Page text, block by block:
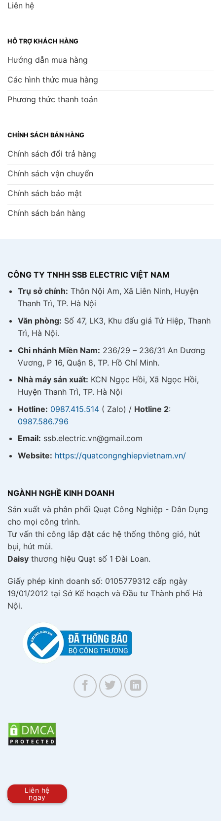
Liên hệ
HỖ TRỢ KHÁCH HÀNG
Hướng dẫn mua hàng
Các hình thức mua hàng
Phương thức thanh toán
CHÍNH SÁCH BÁN HÀNG
Chính sách đổi trả hàng
Chính sách vận chuyển
Chính sách bảo mật
Chính sách bán hàng
CÔNG TY TNHH SSB ELECTRIC VIỆT NAM
Trụ sở chính: Thôn Nội Am, Xã Liên Ninh, Huyện
Thanh Trì, TP. Hà Nội
Văn phòng: Số 47, LK3, Khu đấu giá Tứ Hiệp, Thanh
Trì, Hà Nội.
Chi nhánh Miền Nam: 236/29 – 236/31 An Dương
Vương, P 16, Quận 8, TP. Hồ Chí Minh.
Nhà máy sản xuất: KCN Ngọc Hồi, Xã Ngọc Hồi,
Huyện Thanh Trì, TP. Hà Nội
Hotline: 0987.415.514( Zalo) / Hotline 2:
0987.586.796
Email: ssb.electric.vn@gmail.com
Website: https://quatcongnghiepvietnam.vn/
NGÀNH NGHỀ KINH DOANH
Sản xuất và phân phối Quạt Công Nghiệp - Dân Dụng
cho mọi công trình.
Tư vấn thi công lắp đặt các hệ thống thông gió, hút
bụi, hút mùi.
Daisy thương hiệu Quạt số 1 Đài Loan.
Giấy phép kinh doanh số: 0105779312 cấp ngày
19/01/2012 tại Sở Kế hoạch và Đầu tư Thành phố Hà
Nội.
BẢN ĐỒ
Liên hệ
ngay